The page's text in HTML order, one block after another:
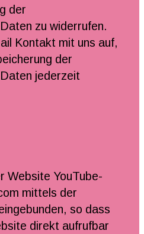
der
zu widerrufen.
Kontakt mit uns auf,
der
jederzeit
Website YouTube-
mittels der
so dass
direkt aufrufbar